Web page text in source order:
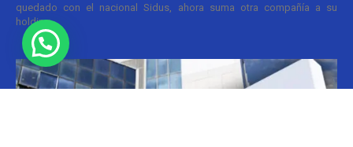
quedado con el nacional Sidus, ahora suma otra compañía a su
holding....